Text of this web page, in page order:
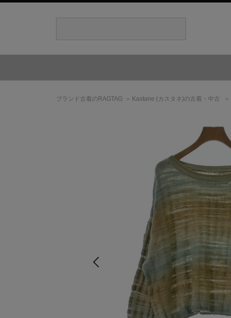
ブランド古着のRAGTAG Kastane (カスタネ)の古着・中古